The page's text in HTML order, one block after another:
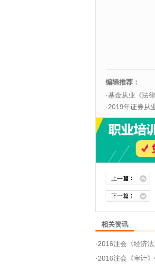
编辑推荐：
·基金从业《法
·2019年证券从
相关资讯
·2016注会《经济法
·2016注会《审计